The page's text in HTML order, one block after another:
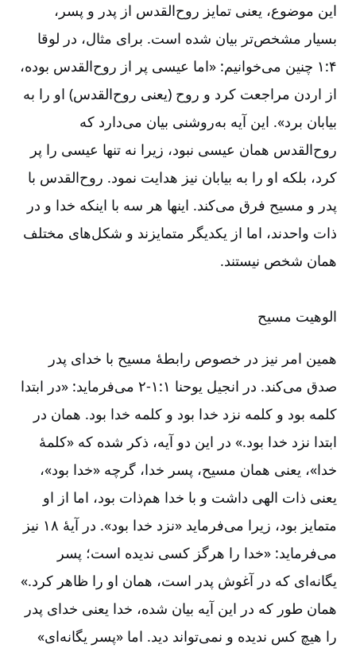
این موضوع، یعنی تمایز روح‌‌القدس از پدر و پسر،
بسیار مشخص‌‌تر بیان شده است. برای مثال، در لوقا
۴:‏۱ چنین می‌‌خوانیم: «اما عیسی پر از روح‌‌القدس بوده،
از اردن مراجعت کرد و روح (یعنی روح‌‌القدس) او را به
بیابان برد». این آیه به‌‌روشنی بیان می‌‌دارد که
روح‌‌القدس همان عیسی نبود، زیرا نه تنها عیسی را پر
کرد، بلکه او را به بیابان نیز هدایت نمود. روح‌‌القدس با
پدر و مسیح فرق می‌‌کند. اینها هر سه با اینکه خدا و در
ذات واحدند، اما از یکدیگر متمایزند و شکل‌‌های مختلف
همان شخص نیستند.
الوهیت مسیح
همین امر نیز در خصوص رابطۀ مسیح با خدای پدر
صدق می‌‌کند. در انجیل یوحنا ۱:‏۱-‏‏‏‏‏‏‏‏‏‏‏‏‏۲ می‌‌فرماید: «در ابتدا
کلمه بود و کلمه نزد خدا بود و کلمه خدا بود. همان در
ابتدا نزد خدا بود.» در این دو آیه، ذکر شده که «‌کلمۀ
خدا»، یعنی همان مسیح، پسر خدا، گرچه «‌خدا بود»،
یعنی ذات الهی داشت و با خدا هم‌‌ذات بود، اما از او
متمایز بود، زیرا می‌‌فرماید «‌نزد خدا بود». در آیۀ ۱۸ نیز
می‌‌فرماید: «خدا را هرگز کسی ندیده است؛ پسر
یگانه‌‌ای که در آغوش پدر است، همان او را ظاهر کرد.»
همان طور که در این آیه بیان شده، خدا یعنی خدای پدر
را هیچ کس ندیده و نمی‌‌تواند دید. اما «‌پسر یگانه‌‌ای»